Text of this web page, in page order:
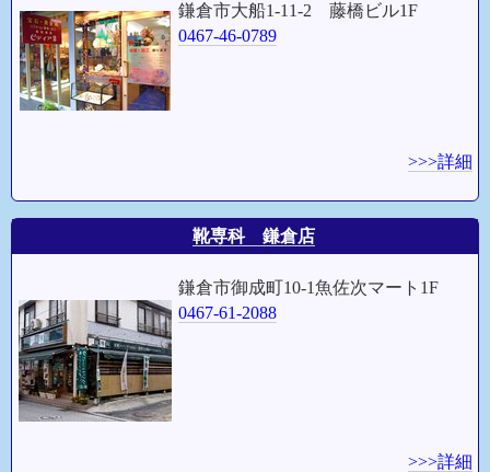
鎌倉市大船1-11-2 藤橋ビル1F
0467-46-0789
>>>詳細
靴専科 鎌倉店
鎌倉市御成町10-1魚佐次マート1F
0467-61-2088
>>>詳細